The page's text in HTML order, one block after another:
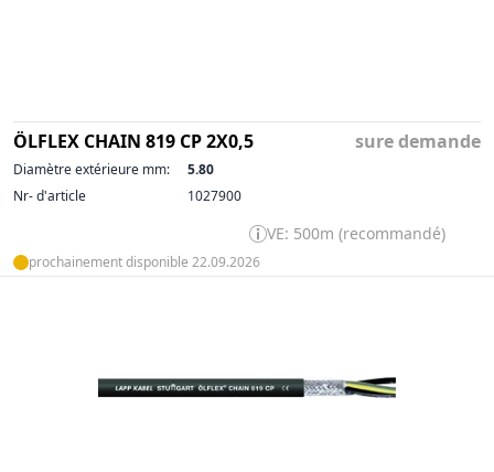
ÖLFLEX CHAIN 819 CP 2X0,5 sure demande
Diamètre extérieure mm:
5.80
Nr- d'article
1027900
VE: 500m (recommandé)
prochainement disponible 22.09.2026